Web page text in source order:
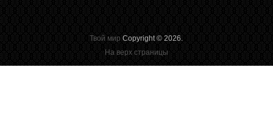
Твой мир Copyright © 2026.
На верх страницы